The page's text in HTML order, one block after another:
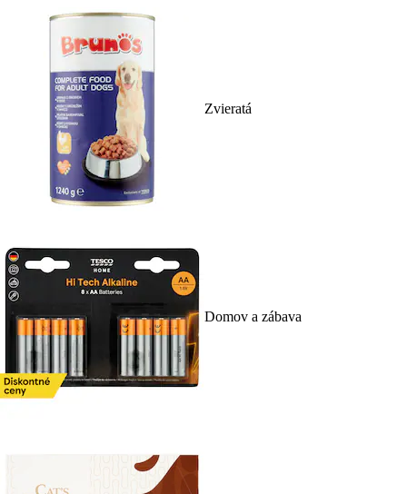
Zvieratá
Domov a zábava